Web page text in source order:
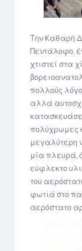
Την Kαθαρή
Πεντάλοφο,
χτιστεί στα
πολλούς
αλλά
πολύχρωμες
μεγαλύτερη
μία πλευρά,
εύφλεκτο
του
φωτιά στο
αερόστατο